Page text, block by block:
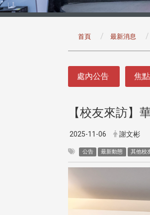
首頁 最新消息
處內公告 焦
【校友來訪】
2025-11-06 謝文彬
公告 最新動態 其他校